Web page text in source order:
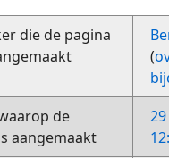
die de pagina
(
de
aangemaakt